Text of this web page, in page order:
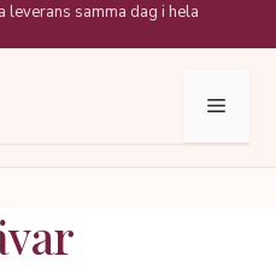
leverans samma dag i hela
Meny